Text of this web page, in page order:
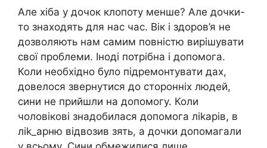
Але хіба у дочок клопоту менше? Але дочки-
то знаходять для нас час. Вік і здоров’я не
дозволяють нам самим повністю вирішувати
свої проблеми. Іноді потрібна і допомога.
Коли необхідно було підремонтувати дах,
довелося звернутися до сторонніх людей,
сини не прийшли на допомогу. Коли
чоловікові знадобилася допомога лikapiв, в
лik_apню відвозив зять, а дочки допомагали